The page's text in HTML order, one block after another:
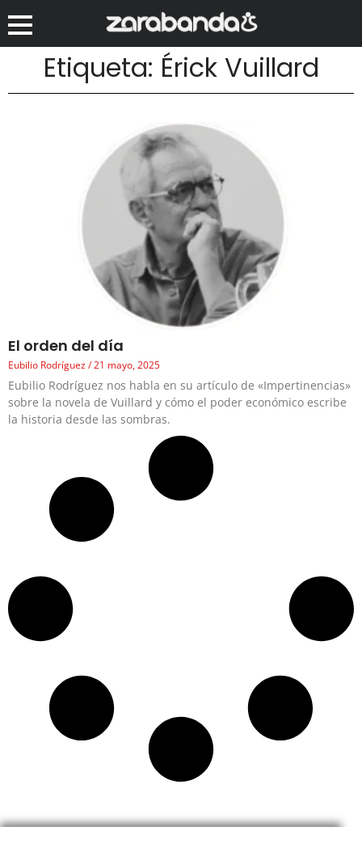
Etiqueta: Érick Vuillard
El orden del día
Eubilio Rodríguez 21 mayo, 2025
Eubilio Rodríguez nos habla en su artículo de «Impertinencias»
sobre la novela de Vuillard y cómo el poder económico escribe
la historia desde las sombras.